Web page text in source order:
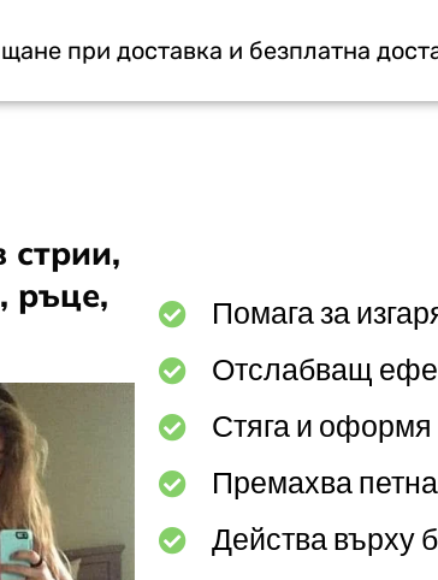
при доставка и безплатна
стрии,
ръце,
Помага за
Отслабващ
Стяга и оформя
Премахва петна
Действа върху